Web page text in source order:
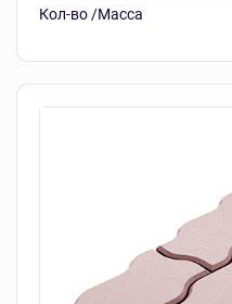
Кол-во /Масса